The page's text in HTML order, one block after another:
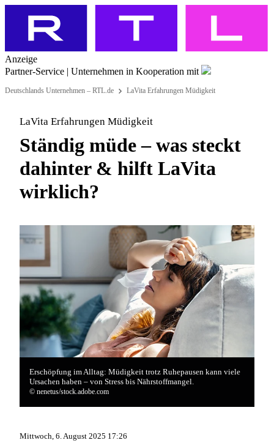
Anzeige
Partner-Service | Unternehmen in Kooperation mit
Deutschlands Unternehmen – RTL.de LaVita Erfahrungen Müdigkeit
LaVita Erfahrungen Müdigkeit
Ständig müde – was steckt
dahinter & hilft LaVita
wirklich?
Erschöpfung im Alltag: Müdigkeit trotz Ruhepausen kann viele
Ursachen haben – von Stress bis Nährstoffmangel.
© nenetus/stock.adobe.com
Mittwoch, 6. August 2025 17:26